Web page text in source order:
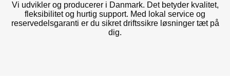
Vi udvikler og producerer i Danmark. Det betyder kvalitet,
fleksibilitet og hurtig support. Med lokal service og
reservedelsgaranti er du sikret driftssikre løsninger tæt på
dig.